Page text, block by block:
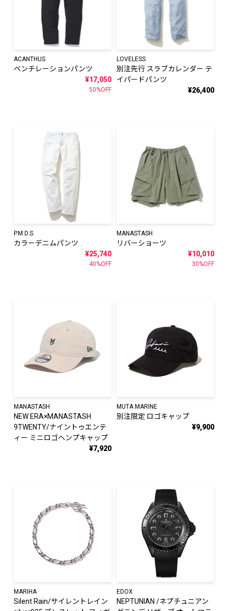
ACANTHUS
ベンチレーションパンツ
¥17,050
50%OFF
LOVELESS
別注先行 スラブカレンダー テ
イパードパンツ
¥26,400
P.M.D.S.
カラーデニムパンツ
¥25,740
40%OFF
MANASTASH
リバーショーツ
¥10,010
30%OFF
MANASTASH
NEW ERA×MANASTASH
9TWENTY/ナイントゥエンテ
ィー ミニロゴヘンプキャップ
¥7,920
MUTA MARINE
別注限定 ロゴキャップ
¥9,900
MARIHA
Silent Rain/サイレントレイン
EDOX
NEPTUNIAN /ネプチュニアン